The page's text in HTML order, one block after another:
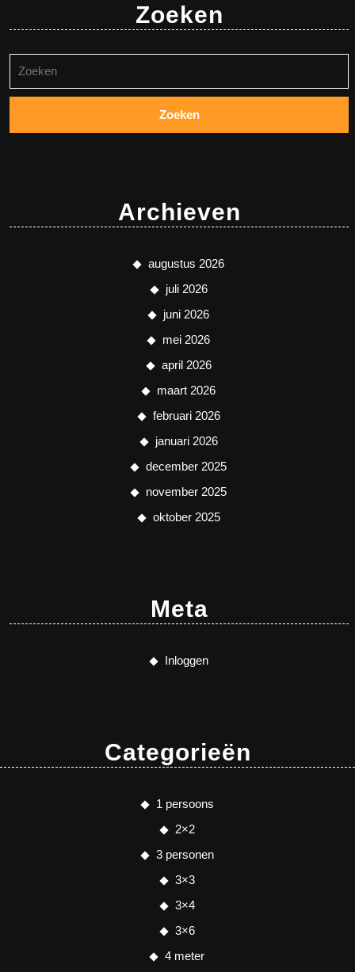
Zoeken
naar:
Archieven
augustus 2026
juli 2026
juni 2026
mei 2026
april 2026
maart 2026
februari 2026
januari 2026
december 2025
november 2025
oktober 2025
Meta
Inloggen
Categorieën
1 persoons
2×2
3 personen
3×3
3×4
3×6
4 meter